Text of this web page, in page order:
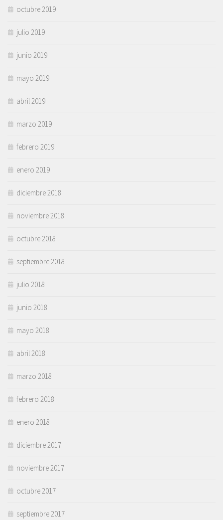
octubre 2019
julio 2019
junio 2019
mayo 2019
abril 2019
marzo 2019
febrero 2019
enero 2019
diciembre 2018
noviembre 2018
octubre 2018
septiembre 2018
julio 2018
junio 2018
mayo 2018
abril 2018
marzo 2018
febrero 2018
enero 2018
diciembre 2017
noviembre 2017
octubre 2017
septiembre 2017